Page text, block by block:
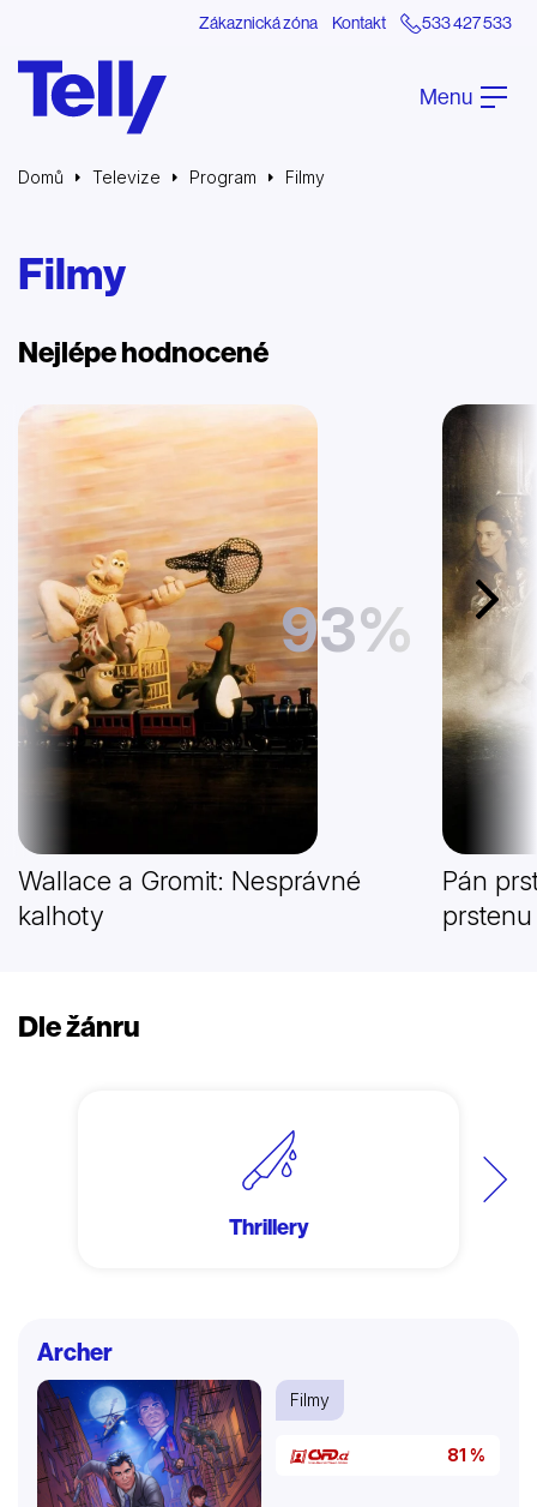
Zákaznická zóna Kontakt 533 427 533
Menu
Domů Televize Program Filmy
Filmy
Nejlépe hodnocené
Další
93%
Wallace a Gromit: Nesprávné
kalhoty
Pán
prstenu
Dle žánru
Další
Thrillery
Archer
Filmy
81 %